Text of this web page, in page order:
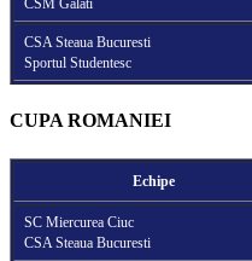
CSM Galati
CSA Steaua Bucuresti
Sportul Studentesc
CUPA ROMANIEI
Echipe
SC Miercurea Ciuc
CSA Steaua Bucuresti